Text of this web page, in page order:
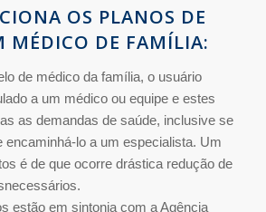
OS PLANOS DE
MÉDICO DE FAMÍLIA:
de médico da família, o usuário
a um médico ou equipe e estes
as demandas de saúde, inclusive se
encaminhá-lo a um especialista. Um
é de que ocorre drástica redução de
estão em sintonia com a Agência